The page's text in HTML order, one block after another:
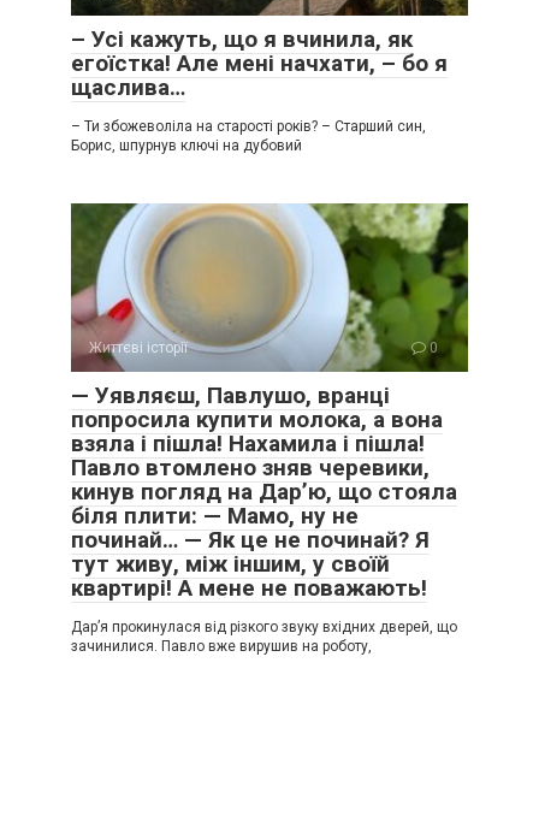
– Усі кажуть, що я вчинила, як
егоїстка! Але мені начхати, – бо я
щаслива…
– Ти збожеволіла на старості років? – Старший син,
Борис, шпурнув ключі на дубовий
Життєві історії 0
— Уявляєш, Павлушо, вранці
попросила купити молока, а вона
взяла і пішла! Нахамила і пішла!
Павло втомлено зняв черевики,
кинув погляд на Дар’ю, що стояла
біля плити: — Мамо, ну не
починай… — Як це не починай? Я
тут живу, між іншим, у своїй
квартирі! А мене не поважають!
Дар’я прокинулася від різкого звуку вхідних дверей, що
зачинилися. Павло вже вирушив на роботу,